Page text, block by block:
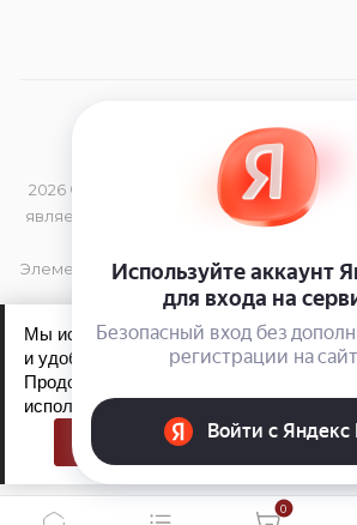
2026 © Данный сайт носит
является публичной офертой,
Элементы дизайна и торговая марка
Kao Germany GmbH
Обработка персональных
Политика
0
Мы используем файлы cookie, чтобы
и удобнее для вас.
Продолжая пользоваться сайтом, вы
использование файлов cookie.
Принять